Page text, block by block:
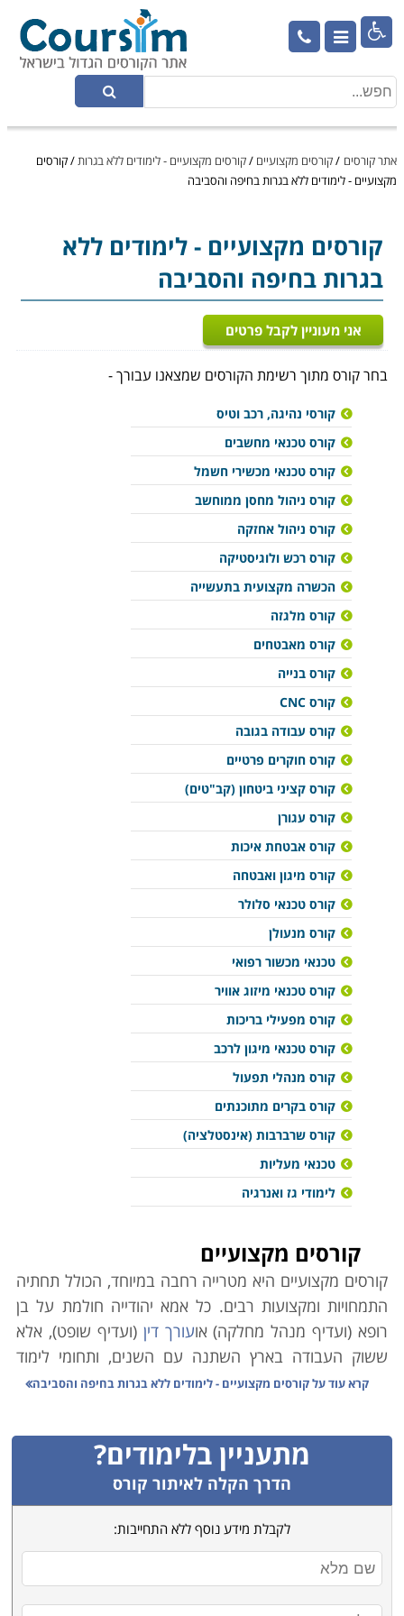

אתר קורסים /קורסים מקצועיים /קורסים מקצועיים - לימודים ללא בגרות/קורסים
מקצועיים - לימודים ללא בגרות בחיפה והסביבה
קורסים מקצועיים - לימודים ללא
בגרות בחיפה והסביבה
אני מעוניין לקבל פרטים
בחר קורס מתוך רשימת הקורסים שמצאנו עבורך -
קורסי נהיגה, רכב וטיס
קורס טכנאי מחשבים
קורס טכנאי מכשירי חשמל
קורס ניהול מחסן ממוחשב
קורס ניהול אחזקה
קורס רכש ולוגיסטיקה
הכשרה מקצועית בתעשייה
קורס מלגזה
קורס מאבטחים
קורס בנייה
קורס CNC
קורס עבודה בגובה
קורס חוקרים פרטיים
קורס קציני ביטחון (קב"טים)
קורס עגורן
קורס אבטחת איכות
קורס מיגון ואבטחה
קורס טכנאי סלולר
קורס מנעולן
טכנאי מכשור רפואי
קורס טכנאי מיזוג אוויר
קורס מפעילי בריכות
קורס טכנאי מיגון לרכב
קורס מנהלי תפעול
קורס בקרים מתוכנתים
קורס שרברבות (אינסטלציה)
טכנאי מעליות
לימודי גז ואנרגיה
קורסים מקצועיים
קורסים מקצועיים היא מטרייה רחבה במיוחד, הכולל תחתיה
התמחויות ומקצועות רבים. כל אמא יהודייה חולמת על בן
רופא (ועדיף מנהל מחלקה) אועורך דין (ועדיף שופט), אלא
ששוק העבודה בארץ השתנה עם השנים, ותחומי לימוד
אקדמיים רבים אינם מבטיחים עבודה יציבה ופרנסה בענף.
כמו כן ירידת קרנם (הבלתי-מוצדקת) של בתי הספר
המלמדים קורסים מקצועיים גרמה למחסור משמעותי במשק
בידיים עובדות ומיומנות בענפים שונים.
משרד הכלכלה הוא הגורם הממלכתי אשר מנסה לסייע
באיזון הנדרש, וגורמי המחקר הממונים בו פרסמו טבלה
זו אשר מנתחת את המקצועות השונים בהתאם לצרכי השוק,
הביקוש לעובדים והשכר על פי מקצועות. הנתונים בה
מצביעים במובהק על מגמות אשר ממילא מדובר בהן רבות.
קרא עוד עלקורסים מקצועיים - לימודים ללא בגרות בחיפה והסביבה
מתעניין בלימודים?
הדרך הקלה לאיתור קורס
לקבלת מידע נוסף ללא התחייבות: